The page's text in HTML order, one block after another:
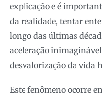
explicação e é
da realidade, tentar
longo das últimas
aceleração
desvalorização da vida
Este fenômeno ocorre